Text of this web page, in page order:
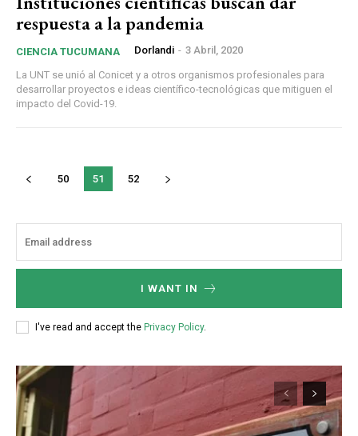
respuesta a la pandemia
CIENCIA TUCUMANA Dorlandi - 3 Abril, 2020
La UNT se unió al Conicet y a otros organismos profesionales para
desarrollar proyectos e ideas científico-tecnológicas que mitiguen el
impacto del Covid-19.
50 51 52
I WANT IN
I've read and accept the Privacy Policy.